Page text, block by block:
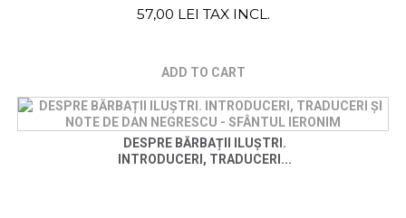
57,00 LEI TAX INCL.
ADD TO CART
DESPRE BĂRBAȚII ILUȘTRI.
INTRODUCERI, TRADUCERI...